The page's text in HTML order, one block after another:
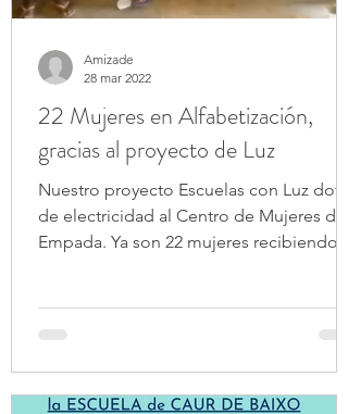
22 Mujeres en Alfabetización,
gracias al proyecto de Luz
Nuestro proyecto Escuelas con Luz dota
de electricidad al Centro de Mujeres de
Empada. Ya son 22 mujeres recibiendo
Amizade
28 mar 2022